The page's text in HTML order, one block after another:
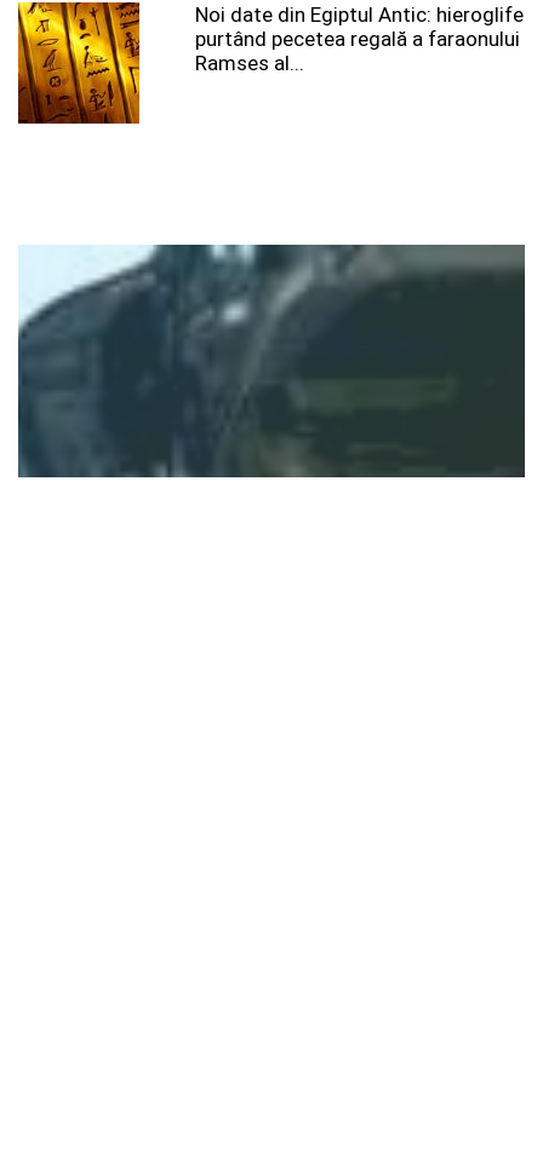
Noi date din Egiptul Antic: hieroglife
purtând pecetea regală a faraonului
Ramses al...